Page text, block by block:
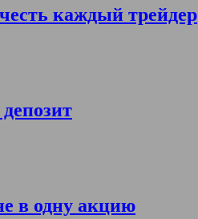
каждый трейдер
в одну акцию